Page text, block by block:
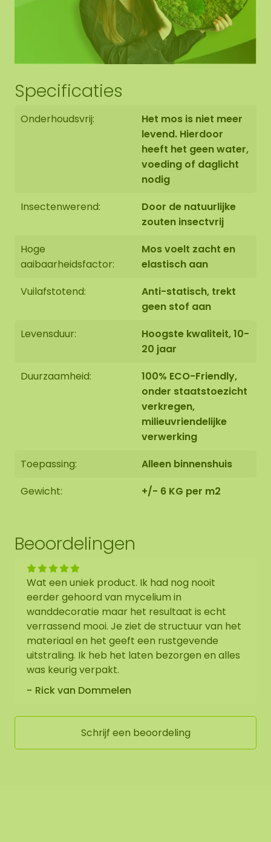
De naturel Moscelium cirkels zijn kenmerkend aan
de eenvoud van de natuur. Deze creaties zijn
gemaakt van pure mycelium in een witte kleur.
Deze cirkels in combinatie met mos zorgen voor
passen in elke natuurlijke omgeving of moderne
Voor wie iets gewaagder wil, hebben we onze
moscirkels van mycelium ook met een
kastanjebruin gemarmerde look. We geven de
hyfen (schimmeldraden) wat meer ruimte tijdens
het groeien, waardoor er op natuurlijke wijze een
prachtig gemarmerd patroon ontstaat. Dit zorgt
voor een warme en natuurlijk look in de ruimte.
De Moscelium moscirkels worden met uiterste
zorg voor u op bestelling in Asten (NL)
U heeft de mogelijkheid om de Moscelium
moscirkel:
1: Af te halen op adres Florapark 14 in Asten
2: Te laten bezorgen
Wij bieden ook de mogelijkheid om de moscirkel
door ons montageteam op te laten hangen.
Mocht dit wenselijk zijn geef dit aan bij het
uitchecken. We nemen dan met u contact op, u
ontvangt hiervoor ook een aanvullende prijs.
Op de afbeelding is het patroon zichtbaar van
een moscirkel diameter 60 cm. Aangezien het een
natuurproduct is, is ieder mosschilderij uniek.
Specificaties
Onderhoudsvrij:
Het mos is niet meer
levend. Hierdoor
heeft het geen water,
voeding of daglicht
nodig
Insectenwerend:
Door de natuurlijke
zouten insectvrij
Hoge
aaibaarheidsfactor:
Mos voelt zacht en
elastisch aan
Vuilafstotend:
Anti-statisch, trekt
geen stof aan
Levensduur:
Hoogste kwaliteit, 10-
20 jaar
Duurzaamheid:
100% ECO-Friendly,
onder staatstoezicht
verkregen,
milieuvriendelijke
verwerking
Toepassing:
Alleen binnenshuis
Gewicht:
+/- 6 KG per m2
Beoordelingen
Wat een uniek product. Ik had nog nooit
eerder gehoord van mycelium in
wanddecoratie maar het resultaat is echt
verrassend mooi. Je ziet de structuur van het
materiaal en het geeft een rustgevende
uitstraling. Ik heb het laten bezorgen en alles
was keurig verpakt.
Rick van Dommelen
Schrijf een beoordeling